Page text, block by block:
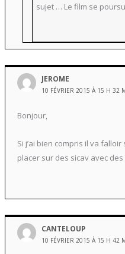
sujet … Le film se
JEROME
10 FÉVRIER 2015 À 15 H 32
Bonjour,
Si j’ai bien compris il va
placer sur des sicav avec
CANTELOUP
10 FÉVRIER 2015 À 15 H 42